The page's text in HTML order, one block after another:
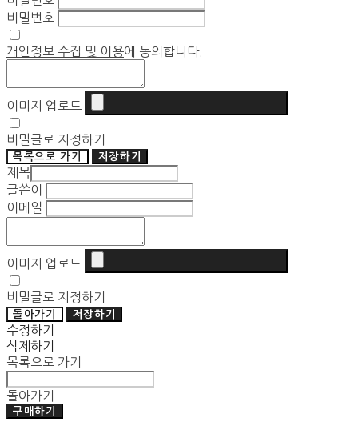
비밀번호
개인정보 수집 및 이용에 동의합니다.
이미지 업로드
비밀글로 지정하기
목록으로 가기 저장하기
제목
글쓴이
이메일
이미지 업로드
비밀글로 지정하기
돌아가기 저장하기
수정하기
삭제하기
목록으로 가기
돌아가기
구매하기